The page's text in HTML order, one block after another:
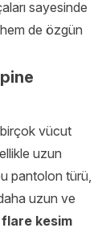
sayesinde
de özgün
vücut
uzun
pantolon türü,
uzun ve
flare kesim